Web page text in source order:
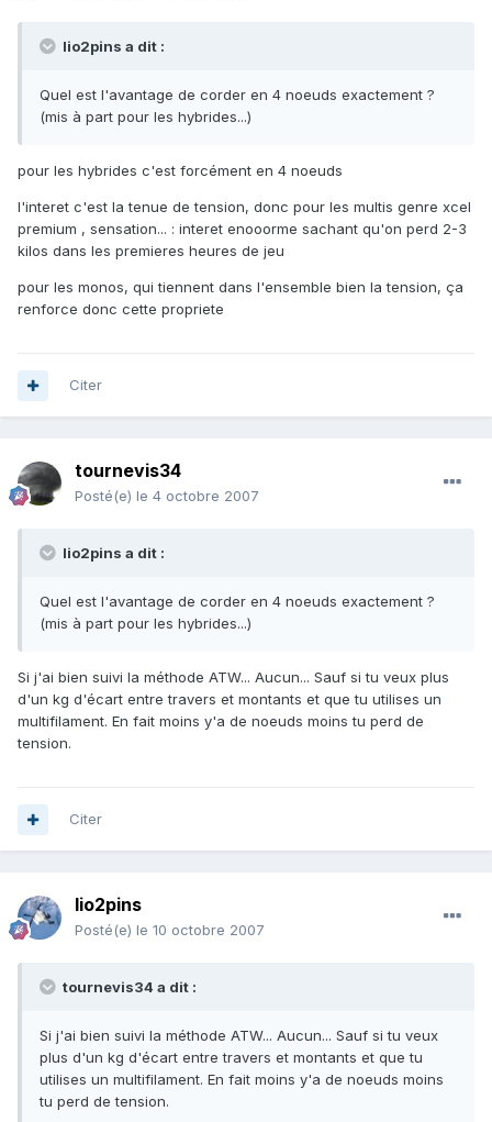
lio2pins a dit :
Quel est l'avantage de corder en 4 noeuds exactement ?
(mis à part pour les hybrides...)
pour les hybrides c'est forcément en 4 noeuds
l'interet c'est la tenue de tension, donc pour les multis genre xcel
premium , sensation... : interet enooorme sachant qu'on perd 2-3
kilos dans les premieres heures de jeu
pour les monos, qui tiennent dans l'ensemble bien la tension, ça
renforce donc cette propriete
Citer
tournevis34
Posté(e) le 4 octobre 2007
lio2pins a dit :
Quel est l'avantage de corder en 4 noeuds exactement ?
(mis à part pour les hybrides...)
Si j'ai bien suivi la méthode ATW... Aucun... Sauf si tu veux plus
d'un kg d'écart entre travers et montants et que tu utilises un
multifilament. En fait moins y'a de noeuds moins tu perd de
tension.
Citer
lio2pins
Posté(e) le 10 octobre 2007
tournevis34 a dit :
Si j'ai bien suivi la méthode ATW... Aucun... Sauf si tu veux
plus d'un kg d'écart entre travers et montants et que tu
utilises un multifilament. En fait moins y'a de noeuds moins
tu perd de tension.